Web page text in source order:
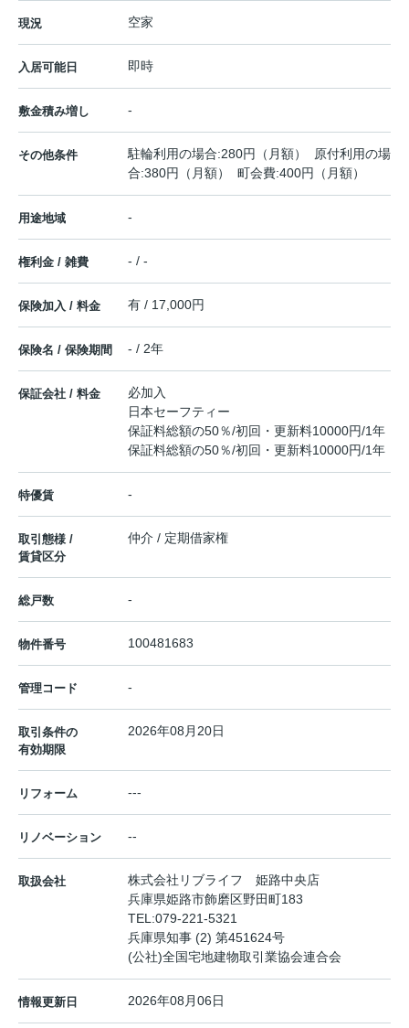
現況 空家
入居可能日 即時
敷金積み増し -
その他条件
駐輪利用の場合:280円（月額） 原付利用の場
合:380円（月額） 町会費:400円（月額）
用途地域 -
権利金 / 雑費 - / -
保険加入 / 料金 有 / 17,000円
保険名 / 保険期間 - / 2年
保証会社 / 料金
必加入
日本セーフティー
保証料総額の50％/初回・更新料10000円/1年
保証料総額の50％/初回・更新料10000円/1年
特優賃 -
取引態様 /
賃貸区分
仲介 / 定期借家権
総戸数 -
物件番号 100481683
管理コード -
取引条件の
有効期限
2026年08月20日
リフォーム ---
リノベーション --
取扱会社
株式会社リブライフ 姫路中央店
兵庫県姫路市飾磨区野田町183
TEL:079-221-5321
兵庫県知事 (2) 第451624号
(公社)全国宅地建物取引業協会連合会
情報更新日 2026年08月06日